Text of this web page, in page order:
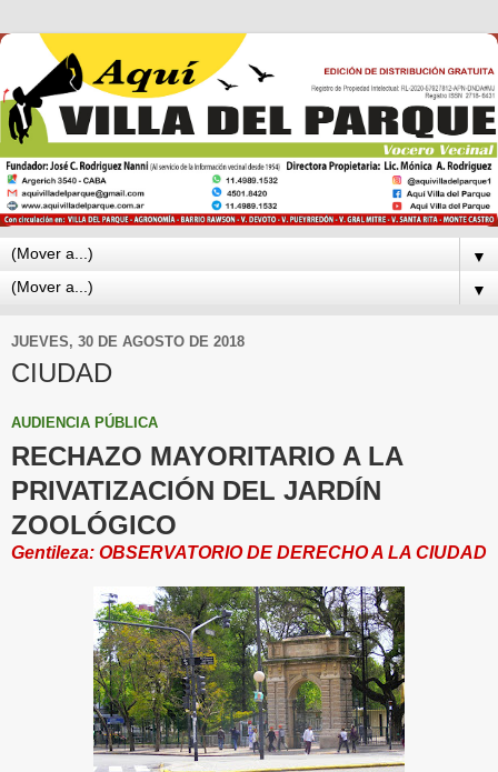
▼
▼
JUEVES, 30 DE AGOSTO DE 2018
CIUDAD
AUDIENCIA PÚBLICA
RECHAZO MAYORITARIO A LA
PRIVATIZACIÓN DEL JARDÍN
ZOOLÓGICO
Gentileza: OBSERVATORIO DE DERECHO A LA CIUDAD